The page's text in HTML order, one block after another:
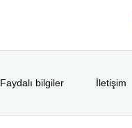
Faydalı bilgiler İletişim